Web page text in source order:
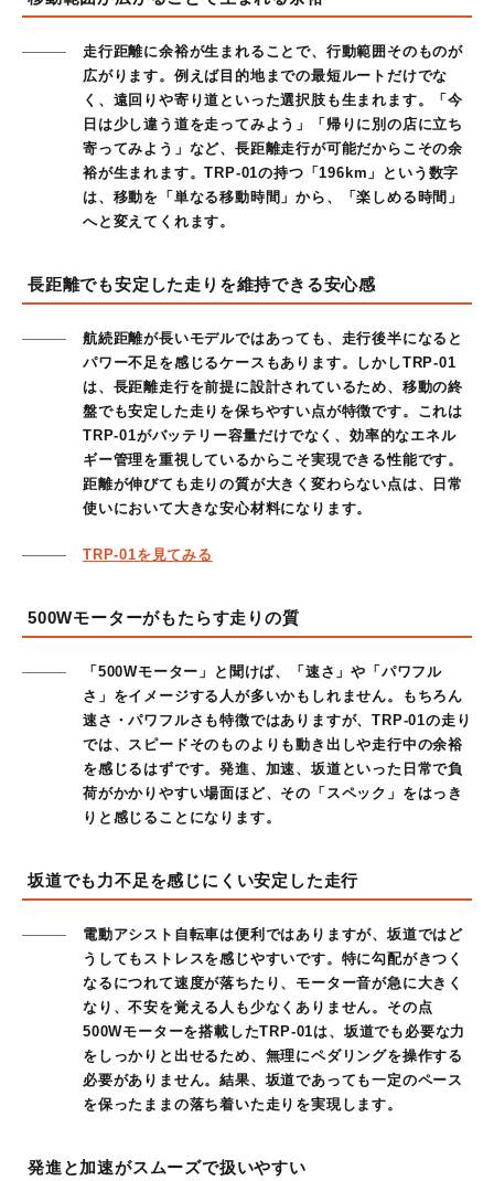
走行距離に余裕が生まれることで、行動範囲そのものが
広がります。例えば目的地までの最短ルートだけでな
く、遠回りや寄り道といった選択肢も生まれます。「今
日は少し違う道を走ってみよう」「帰りに別の店に立ち
寄ってみよう」など、長距離走行が可能だからこその余
裕が生まれます。TRP-01の持つ「196km」という数字
は、移動を「単なる移動時間」から、「楽しめる時間」
へと変えてくれます。
長距離でも安定した走りを維持できる安心感
航続距離が長いモデルではあっても、走行後半になると
パワー不足を感じるケースもあります。しかしTRP-01
は、長距離走行を前提に設計されているため、移動の終
盤でも安定した走りを保ちやすい点が特徴です。これは
TRP-01がバッテリー容量だけでなく、効率的なエネル
ギー管理を重視しているからこそ実現できる性能です。
距離が伸びても走りの質が大きく変わらない点は、日常
使いにおいて大きな安心材料になります。
TRP-01を見てみる
500Wモーターがもたらす走りの質
「500Wモーター」と聞けば、「速さ」や「パワフル
さ」をイメージする人が多いかもしれません。もちろん
速さ・パワフルさも特徴ではありますが、TRP-01の走り
では、スピードそのものよりも動き出しや走行中の余裕
を感じるはずです。発進、加速、坂道といった日常で負
荷がかかりやすい場面ほど、その「スペック」をはっき
りと感じることになります。
坂道でも力不足を感じにくい安定した走行
電動アシスト自転車は便利ではありますが、坂道ではど
うしてもストレスを感じやすいです。特に勾配がきつく
なるにつれて速度が落ちたり、モーター音が急に大きく
なり、不安を覚える人も少なくありません。その点
500Wモーターを搭載したTRP-01は、坂道でも必要な力
をしっかりと出せるため、無理にペダリングを操作する
必要がありません。結果、坂道であっても一定のペース
を保ったままの落ち着いた走りを実現します。
発進と加速がスムーズで扱いやすい